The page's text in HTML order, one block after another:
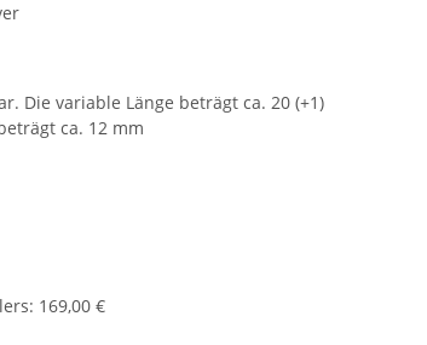
Die variable Länge beträgt ca. 20 (+1)
ca. 12 mm
: 169,00 €